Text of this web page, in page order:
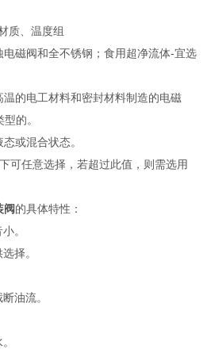
质、温度组
磁阀和全不锈钢；食用超净流体-宜选
的电工材料和密封材料制造的电磁
的。
或混合状态。
可任意选择，若超过此值，则需选用
阀的具体特性：
。
择。
油流。